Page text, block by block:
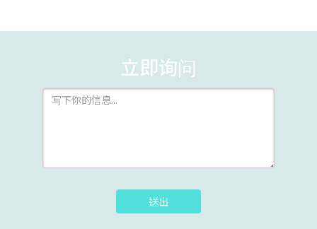
立即询问
送出